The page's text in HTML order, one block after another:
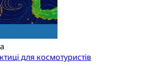
для космотуристів